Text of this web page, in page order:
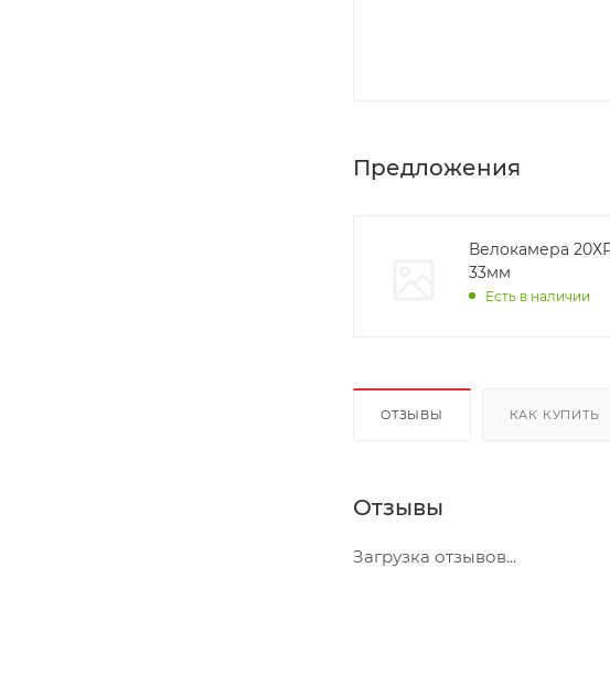
Предложения
Велокамера
33мм
Есть в наличии
ОТЗЫВЫ КАК КУПИТЬ
Отзывы
Загрузка отзывов...